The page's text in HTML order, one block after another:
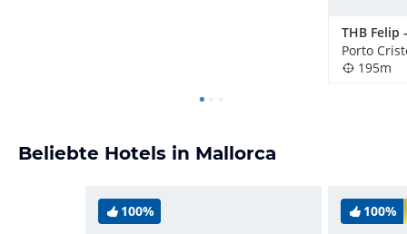
Porto
195m
Beliebte Hotels in Mallorca
100% 100%